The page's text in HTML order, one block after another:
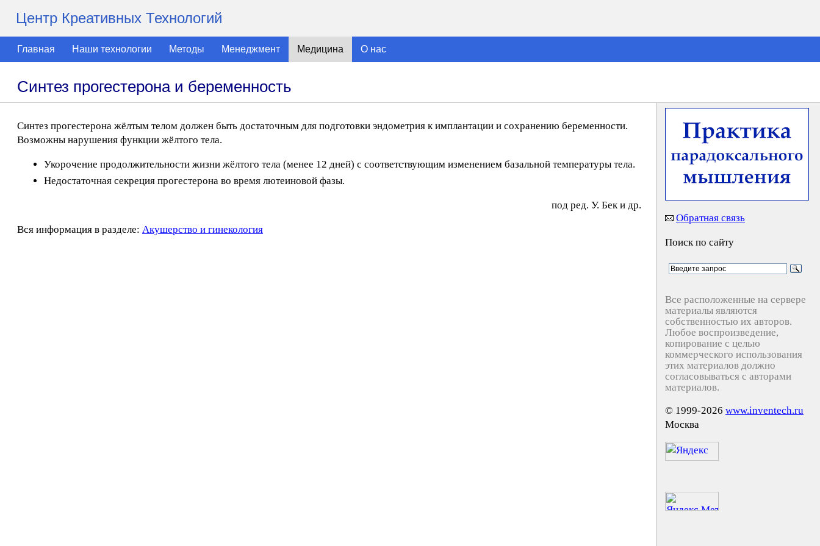
Центр Креативных Технологий
Главная Наши технологии Методы Менеджмент Медицина О нас
Синтез прогестерона и беременность
Синтез прогестерона жёлтым телом должен быть достаточным для подготовки эндометрия к имплантации и сохранению беременности.
Возможны нарушения функции жёлтого тела.
Укорочение продолжительности жизни жёлтого тела (менее 12 дней) с соответствующим изменением базальной температуры тела.
Недостаточная секреция прогестерона во время лютеиновой фазы.
под ред. У. Бeк и др.
Вся информация в разделе: Акушерство и гинекология
Обратная связь
Поиск по сайту
Все расположенные на сервере
материалы являются
собственностью их авторов.
Любое воспроизведение,
копирование с целью
коммерческого использования
этих материалов должно
согласовываться с авторами
материалов.
© 1999-2026 www.inventech.ru
Москва